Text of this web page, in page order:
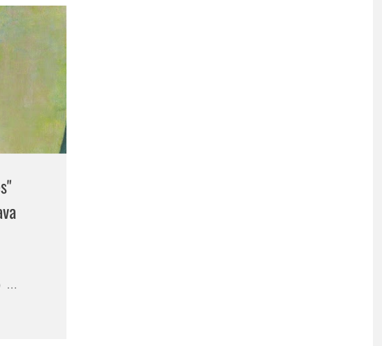
Más Bellas del Mundo
africanas?